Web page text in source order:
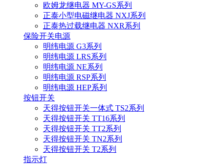
欧姆龙继电器 MY-GS系列
正泰小型电磁继电器 NXJ系列
正泰热过载继电器 NXR系列
保险开关电源
明纬电源 G3系列
明纬电源 LRS系列
明纬电源 NE系列
明纬电源 RSP系列
明纬电源 HEP系列
按钮开关
天得按钮开关一体式 TS2系列
天得按钮开关 TT16系列
天得按钮开关 TT2系列
天得按钮开关 TN2系列
天得按钮开关 T2系列
指示灯